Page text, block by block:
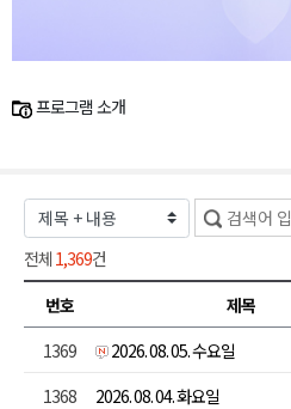
프로그램 소개
전체 1,369건
번호
제목
1369
2026. 08. 05. 수요일
1368
2026. 08. 04. 화요일